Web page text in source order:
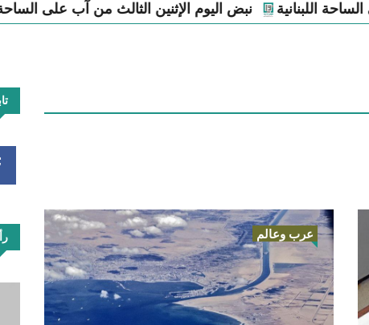
الإثنين الثالث من آب على الساحة اللبنانية نبض اليوم
عرب وعالم